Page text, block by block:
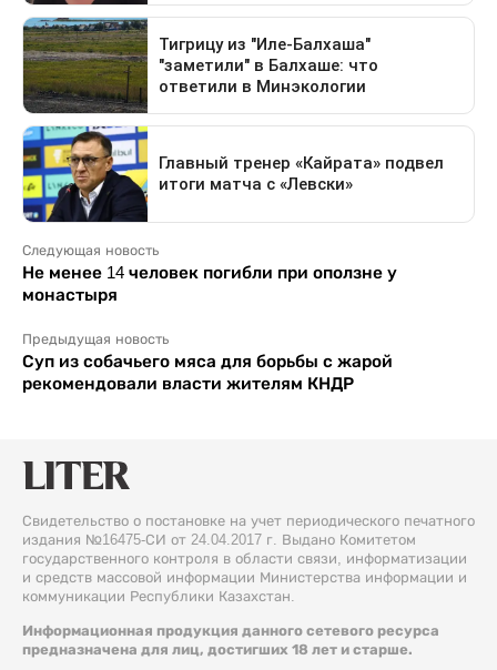
Следующая новость
Не менее 14 человек погибли при оползне у
монастыря
Предыдущая новость
Суп из собачьего мяса для борьбы с жарой
рекомендовали власти жителям КНДР
Свидетельство о постановке на учет периодического печатного
издания №16475-СИ от 24.04.2017 г. Выдано Комитетом
государственного контроля в области связи, информатизации
и средств массовой информации Министерства информации и
коммуникации Республики Казахстан.
Информационная продукция данного сетевого ресурса
предназначена для лиц, достигших 18 лет и старше.